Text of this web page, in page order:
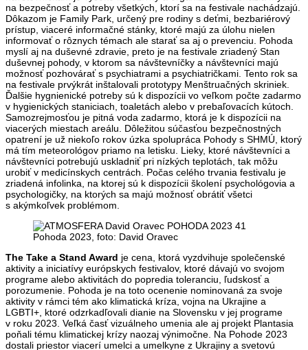
na bezpečnosť a potreby všetkých, ktorí sa na festivale nachádzajú.
Dôkazom je Family Park, určený pre rodiny s deťmi, bezbariérový
prístup, viaceré informačné stánky, ktoré majú za úlohu nielen
informovať o rôznych témach ale starať sa aj o prevenciu. Pohoda
myslí aj na duševné zdravie, preto je na festivale zriadený Stan
duševnej pohody, v ktorom sa návštevníčky a návštevníci majú
možnosť pozhovárať s psychiatrami a psychiatričkami. Tento rok sa
na festivale prvýkrát inštalovali prototypy Menštruačných skriniek.
Ďalšie hygnienické potreby sú k dispozícii vo veľkom počte zadarmo
v hygienických staniciach, toaletách alebo v prebaľovacích kútoch.
Samozrejmosťou je pitná voda zadarmo, ktorá je k dispozícii na
viacerých miestach areálu. Dôležitou súčasťou bezpečnostných
opatrení je už niekoľo rokov úzka spolupráca Pohody s SHMÚ, ktorý
má tím meteorológov priamo na letisku. Lieky, ktoré návštevníci a
návštevníci potrebujú uskladniť pri nízkých teplotách, tak môžu
urobiť v medicínskych centrách. Počas celého trvania festivalu je
zriadená infolinka, na ktorej sú k dispozícii školení psychológovia a
psychologičky, na ktorých sa majú možnosť obrátiť všetci
s akýmkoľvek problémom.
Pohoda 2023, foto: David Oravec
The Take a Stand Award je cena, ktorá vyzdvihuje společenské
aktivity a iniciatívy európskych festivalov, ktoré dávajú vo svojom
programe alebo aktivitách do popredia toleranciu, ľudskosť a
porozumenie. Pohoda je na toto ocenenie nominovaná za svoje
aktivity v rámci tém ako klimatická kríza, vojna na Ukrajine a
LGBTI+, ktoré odzrkadľovali dianie na Slovensku v jej programe
v roku 2023. Veľká časť vizuálneho umenia ale aj projekt Plantasia
poňali tému klimatickej krízy naozaj výnimočne. Na Pohode 2023
dostali priestor viacerí umelci a umelkyne z Ukrajiny a svetovú